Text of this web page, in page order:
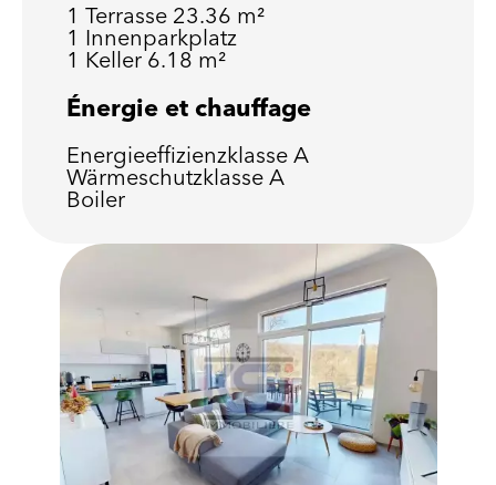
1 Terrasse 23.36 m²
1 Innenparkplatz
1 Keller6.18 m²
Énergie et chauffage
Energieeffizienzklasse A
Wärmeschutzklasse A
Boiler